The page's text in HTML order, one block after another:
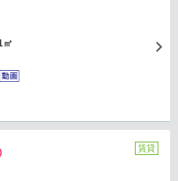
㎡
賃貸